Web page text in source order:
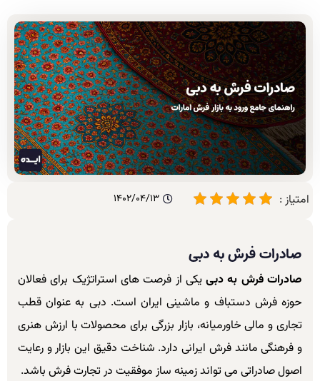
امتیاز : 1402/04/13
صادرات فرش به دبی
صادرات فرش به دبییکی از فرصت های استراتژیک برای فعالان
حوزه فرش دستباف و ماشینی ایران است. دبی به عنوان قطب
تجاری و مالی خاورمیانه، بازار بزرگی برای محصولات با ارزش هنری
و فرهنگی مانند فرش ایرانی دارد. شناخت دقیق این بازار و رعایت
اصول صادراتی می تواند زمینه ساز موفقیت در تجارت فرش باشد.